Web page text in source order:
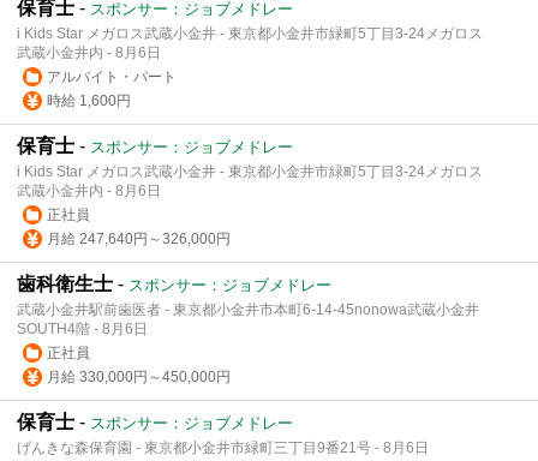
保育士 - スポンサー：ジョブメドレー
i Kids Star メガロス武蔵小金井 - 東京都小金井市緑町5丁目3-24メガロス
武蔵小金井内 - 8月6日
アルバイト・パート
時給 1,600円
保育士 - スポンサー：ジョブメドレー
i Kids Star メガロス武蔵小金井 - 東京都小金井市緑町5丁目3-24メガロス
武蔵小金井内 - 8月6日
正社員
月給 247,640円～326,000円
歯科衛生士 - スポンサー：ジョブメドレー
武蔵小金井駅前歯医者 - 東京都小金井市本町6-14-45nonowa武蔵小金井
SOUTH4階 - 8月6日
正社員
月給 330,000円～450,000円
保育士 - スポンサー：ジョブメドレー
げんきな森保育園 - 東京都小金井市緑町三丁目9番21号 - 8月6日